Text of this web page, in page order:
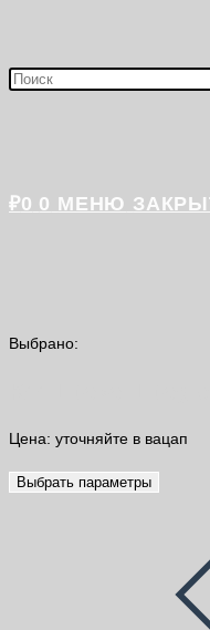
₽0 0 МЕНЮ
Выбрано:
Цена: уточняйте в вацап
Выбрать параметры